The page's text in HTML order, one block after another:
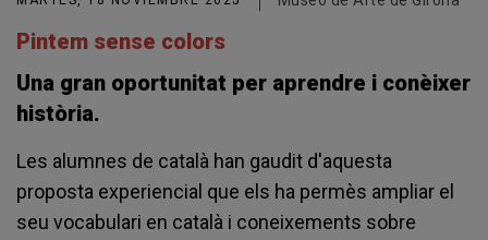
Pintem sense colors
Una gran oportunitat per aprendre i conèixer
història.
Les alumnes de català han gaudit d'aquesta
proposta experiencial que els ha permès ampliar el
seu vocabulari en català i coneixements sobre